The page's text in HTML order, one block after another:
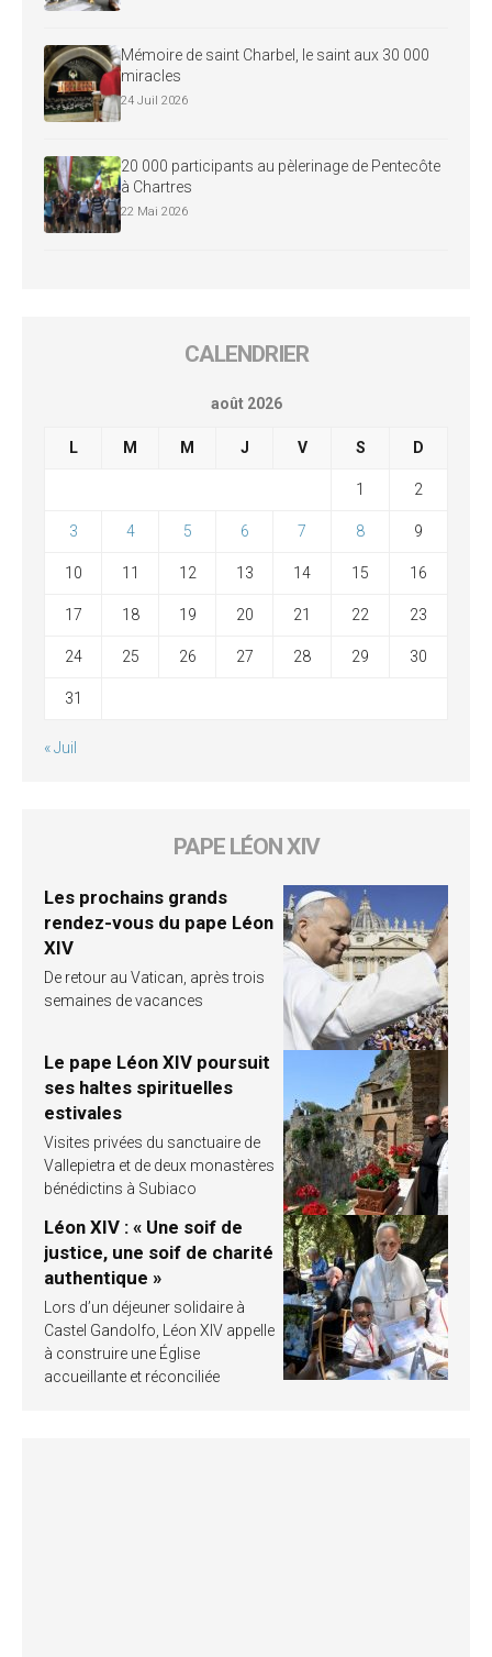
Mémoire de saint Charbel, le saint aux 30 000
miracles
24 Juil 2026
20 000 participants au pèlerinage de Pentecôte
à Chartres
22 Mai 2026
CALENDRIER
août 2026
L M M J V S D
1 2
3 4 5 6 7 8 9
10 11 12 13 14 15 16
17 18 19 20 21 22 23
24 25 26 27 28 29 30
31
« Juil
PAPE LÉON XIV
Les prochains grands
rendez-vous du pape Léon
XIV
De retour au Vatican, après trois
semaines de vacances
Le pape Léon XIV poursuit
ses haltes spirituelles
estivales
Visites privées du sanctuaire de
Vallepietra et de deux monastères
bénédictins à Subiaco
Léon XIV : « Une soif de
justice, une soif de charité
authentique »
Lors d’un déjeuner solidaire à
Castel Gandolfo, Léon XIV appelle
à construire une Église
accueillante et réconciliée